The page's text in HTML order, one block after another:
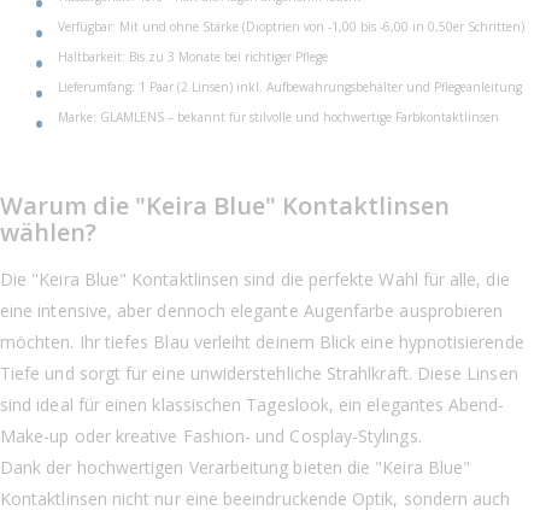
Verfügbar: Mit und ohne Stärke (Dioptrien von -1,00 bis -6,00 in 0,50er Schritten)
Haltbarkeit: Bis zu 3 Monate bei richtiger Pflege
Lieferumfang: 1 Paar (2 Linsen) inkl. Aufbewahrungsbehälter und Pflegeanleitung
Marke: GLAMLENS – bekannt für stilvolle und hochwertige Farbkontaktlinsen
Warum die "Keira Blue" Kontaktlinsen
wählen?
Die "Keira Blue" Kontaktlinsen sind die perfekte Wahl für alle, die
eine intensive, aber dennoch elegante Augenfarbe ausprobieren
möchten. Ihr tiefes Blau verleiht deinem Blick eine hypnotisierende
Tiefe und sorgt für eine unwiderstehliche Strahlkraft. Diese Linsen
sind ideal für einen klassischen Tageslook, ein elegantes Abend-
Make-up oder kreative Fashion- und Cosplay-Stylings.
Dank der hochwertigen Verarbeitung bieten die "Keira Blue"
Kontaktlinsen nicht nur eine beeindruckende Optik, sondern auch